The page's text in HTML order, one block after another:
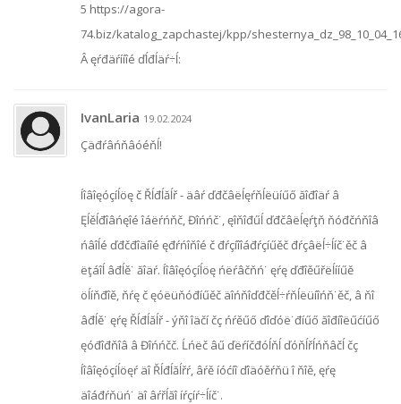
5 https://agora-
74.biz/katalog_zapchastej/kpp/
Â ęŕđäŕííîé ďĺđĺäŕ÷ĺ:
IvanLaria 19.02.2024
Çäđŕâńňâóéňĺ!
Íîâîęóçíĺöę č Řĺđĺăĺř - äâŕ ďđčâëĺęŕňĺëüíűő ăîđîäŕ â
Ęĺěĺđîâńęîé îáëŕńňč, Đîńńč˙, ęîňîđűĺ ďđčâëĺęŕţň ňóđčńňîâ
ńâîĺé ďđčđîäíîé ęđŕńîňîé č đŕçíîîáđŕçíűěč đŕçâëĺ÷ĺíč˙ěč â
ëţáîĺ âđĺě˙ ăîäŕ. Íîâîęóçíĺöę ńëŕâčňń˙ ęŕę ďđîěűřëĺííűě
öĺíňđîě, ňŕę č ęóëüňóđíűěč äîńňîďđčěĺ÷ŕňĺëüíîńň˙ěč, â ňî
âđĺě˙ ęŕę Řĺđĺăĺř - ýňî îäčí čç ńŕěűő ďîďóë˙đíűő ăîđíîëűćíűő
ęóđîđňîâ â Đîńńčč. Ĺńëč âű ďëŕíčđóĺňĺ ďóňĺřĺńňâčĺ čç
Íîâîęóçíĺöęŕ äî Řĺđĺăĺřŕ, âŕě íóćíî ďîäóěŕňü î ňîě, ęŕę
äîáđŕňüń˙ äî âŕřĺăî íŕçíŕ÷ĺíč˙.